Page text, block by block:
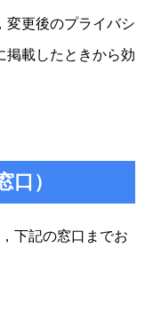
変更後のプライバシ
掲載したときから効
）
下記の窓口までお